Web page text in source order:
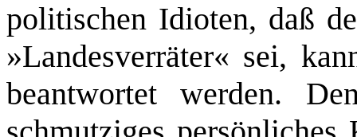
politischen Idioten, daß
»Landesverräter« sei,
beantwortet werden.